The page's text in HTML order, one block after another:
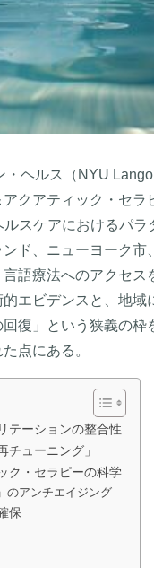
ヘルス（NYU
クアティック・セ
ルスケアにおけるパ
ド、ニューヨーク
語療法へのアクセ
エビデンスと、地
復」という狭義の
点にある。
テーションの整合性
ューニング」
ク・セラピーの科学
のアンチエイジング
保